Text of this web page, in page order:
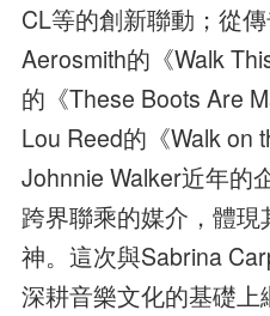
CL等的創新聯動；從
Aerosmith的《Walk
的《These Boots Are
Lou Reed的《Walk on
Johnnie Walker近年的
跨界聯乘的媒介，體
神。這次與Sabrina
深耕音樂文化的基礎